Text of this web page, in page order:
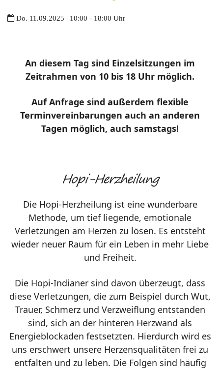
Do. 11.09.2025 | 10:00 - 18:00 Uhr
An diesem Tag sind Einzelsitzungen im
Zeitrahmen von 10 bis 18 Uhr möglich.
Auf Anfrage sind außerdem flexible
Terminvereinbarungen auch an anderen
Tagen möglich, auch samstags!
Hopi-Herzheilung
Die Hopi-Herzheilung ist eine wunderbare
Methode, um tief liegende, emotionale
Verletzungen am Herzen zu lösen. Es entsteht
wieder neuer Raum für ein Leben in mehr Liebe
und Freiheit.
Die Hopi-Indianer sind davon überzeugt, dass
diese Verletzungen, die zum Beispiel durch Wut,
Trauer, Schmerz und Verzweiflung entstanden
sind, sich an der hinteren Herzwand als
Energieblockaden festsetzten. Hierdurch wird es
uns erschwert unsere Herzensqualitäten frei zu
entfalten und zu leben. Die Folgen sind häufig